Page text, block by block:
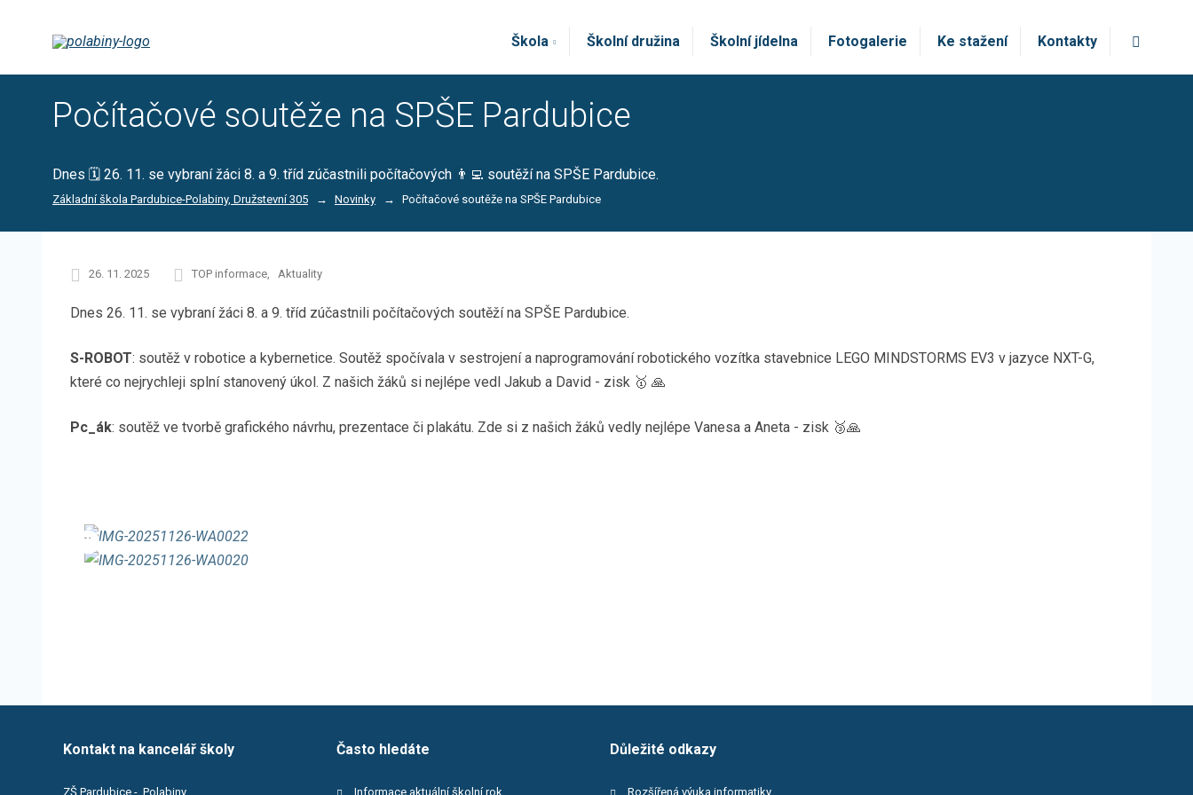
Škola Školní družina Školní jídelna Fotogalerie Ke stažení Kontakty
Počítačové soutěže na SPŠE Pardubice
Dnes 🗓️ 26. 11. se vybraní žáci 8. a 9. tříd zúčastnili počítačových 👨‍💻 soutěží na SPŠE Pardubice.
Základní škola Pardubice-Polabiny, Družstevní 305 Novinky Počítačové soutěže na SPŠE Pardubice
26. 11. 2025 TOP informace Aktuality
Dnes 26. 11. se vybraní žáci 8. a 9. tříd zúčastnili počítačových soutěží na SPŠE Pardubice.
S-ROBOT: soutěž v robotice a kybernetice. Soutěž spočívala v sestrojení a naprogramování robotického vozítka stavebnice LEGO MINDSTORMS EV3 v jazyce NXT-G,
které co nejrychleji splní stanovený úkol. Z našich žáků si nejlépe vedl Jakub a David - zisk 🥇 🙏
Pc_ák: soutěž ve tvorbě grafického návrhu, prezentace či plakátu. Zde si z našich žáků vedly nejlépe Vanesa a Aneta - zisk 🥉🙏
Spuštění/zastavení
Kontakt na kancelář školy
ZŠ Pardubice - Polabiny
Často hledáte
Informace aktuální školní rok
Důležité odkazy
Rozšířená výuka informatiky